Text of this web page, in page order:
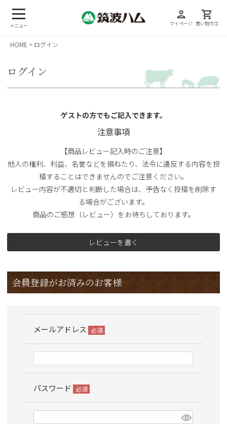
メニュー
person
マイページ
shopping_cart
買い物カゴ
HOME ログイン
ログイン
ゲストの方でもご記入できます。
注意事項
【商品レビュー記入時のご注意】
他人の権利、利益、名誉などを損ねたり、法令に違反する内容を投
稿することはできませんのでご注意ください。
レビュー内容が不適切と判断した場合は、予告なく投稿を削除す
る場合がございます。
商品のご感想（レビュー）をお待ちしております。
レビューを書く
会員登録がお済みのお客様
メールアドレス
(必
須)
パスワード
(必
須)